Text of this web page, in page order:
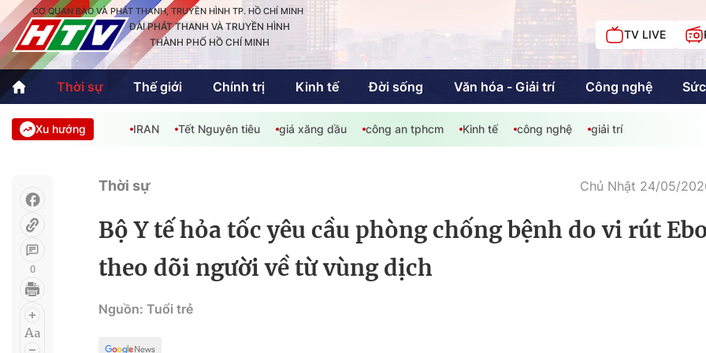
CƠ QUAN BÁO VÀ PHÁT THANH, TRUYỀN HÌNH TP. HỒ CHÍ MINH
ĐÀI PHÁT THANH VÀ TRUYỀN HÌNH
THÀNH PHỐ HỒ CHÍ MINH
TV LIVE
Thời sự Thế giới Chính trị Kinh tế Đời sống Văn hóa - Giải trí Công nghệ
Thời sự
Thể thao
Quốc tế
Văn hóa - Giải trí
Giáo dục Kinh tế
An Sinh
Công nghệ
Xu hướng IRAN Tết Nguyên tiêu giá xăng dầu công an tphcm Kinh tế công nghệ giải trí
0
Thời sự Chủ Nhật 24/05/
Bộ Y tế hỏa tốc yêu cầu phòng chống bệnh do vi rút
theo dõi người về từ vùng dịch
Nguồn: Tuổi trẻ